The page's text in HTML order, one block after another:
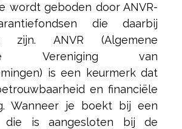
wordt geboden door ANVR-
die daarbij
zijn. ANVR (Algemene
Vereniging van
is een keurmerk dat
en financiële
Wanneer je boekt bij een
die is aangesloten bij de